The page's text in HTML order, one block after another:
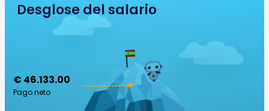
Desglose del salario
€ 46.133.00
Pago neto